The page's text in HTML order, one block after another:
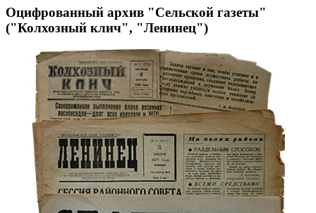
Оцифрованный архив "Сельской газеты"
("Колхозный клич", "Ленинец")